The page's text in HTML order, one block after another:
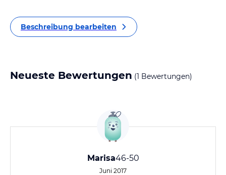
Beschreibung bearbeiten
Neueste Bewertungen (1 Bewertungen)
Marisa46-50
Juni 2017